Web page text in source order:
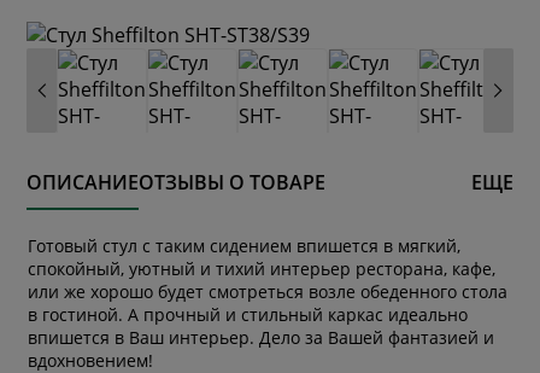
ОПИСАНИЕОТЗЫВЫ О ТОВАРЕ ЕЩЕ
Готовый стул с таким сидением впишется в мягкий,
спокойный, уютный и тихий интерьер ресторана, кафе,
или же хорошо будет смотреться возле обеденного стола
в гостиной. А прочный и стильный каркас идеально
впишется в Ваш интерьер. Дело за Вашей фантазией и
вдохновением!